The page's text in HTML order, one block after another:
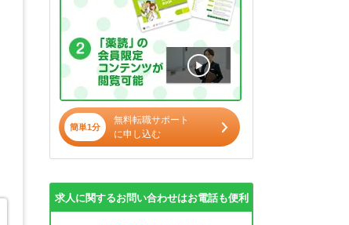
簡単1分
無料転職サポート
に申し込む
求人に関するお問い合わせはお電話も便利